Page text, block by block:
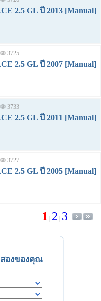
2.5 GL ปี 2013 [Manual]
3725
2.5 GL ปี 2007 [Manual]
3733
2.5 GL ปี 2011 [Manual]
3727
2.5 GL ปี 2005 [Manual]
1 2 3
องของคุณ